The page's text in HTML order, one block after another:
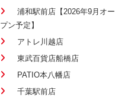
浦和駅前店【2026年9月オー
プン予定】
アトレ川越店
東武百貨店船橋店
PATIO本八幡店
千葉駅前店